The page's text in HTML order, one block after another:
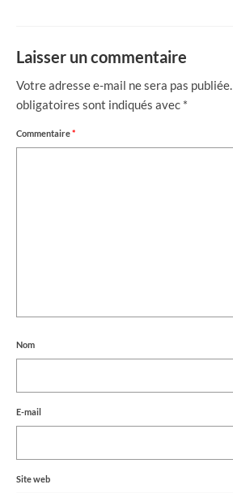
Laisser un commentaire
Votre adresse e-mail ne sera pas publiée.
obligatoires sont indiqués avec *
Commentaire*
Nom
E-mail
Site web